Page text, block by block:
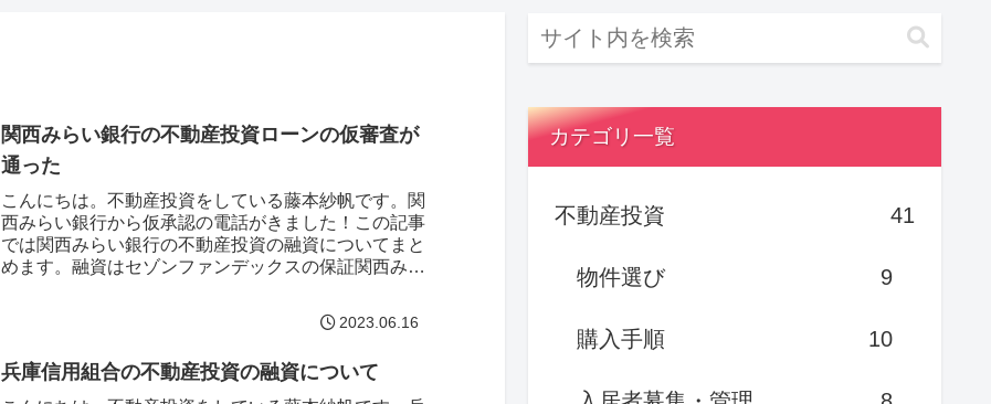
関西みらい銀行の不動産投資ローンの仮審査が
通った
こんにちは。不動産投資をしている藤本紗帆です。関
西みらい銀行から仮承認の電話がきました！この記事
では関西みらい銀行の不動産投資の融資についてまと
めます。融資はセゾンファンデックスの保証関西みら
2023.06.16
兵庫信用組合の不動産投資の融資について
カテゴリ一覧
不動産投資 41
物件選び 9
購入手順 10